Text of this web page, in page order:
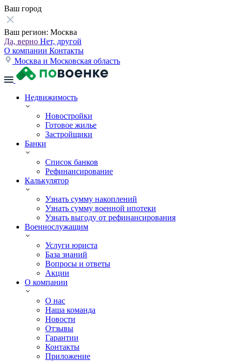
Ваш город
Ваш регион: Москва
Да, верно Нет, другой
О компании Контакты
Москва и Московская область
Недвижимость
Новостройки
Готовое жилье
Застройщики
Банки
Список банков
Рефинансирование
Калькулятор
Узнать сумму накоплений
Узнать сумму военной ипотеки
Узнать выгоду от рефинансирования
Военнослужащим
Услуги юриста
База знаний
Вопросы и ответы
Акции
О компании
О нас
Наша команда
Новости
Отзывы
Гарантии
Контакты
Приложение